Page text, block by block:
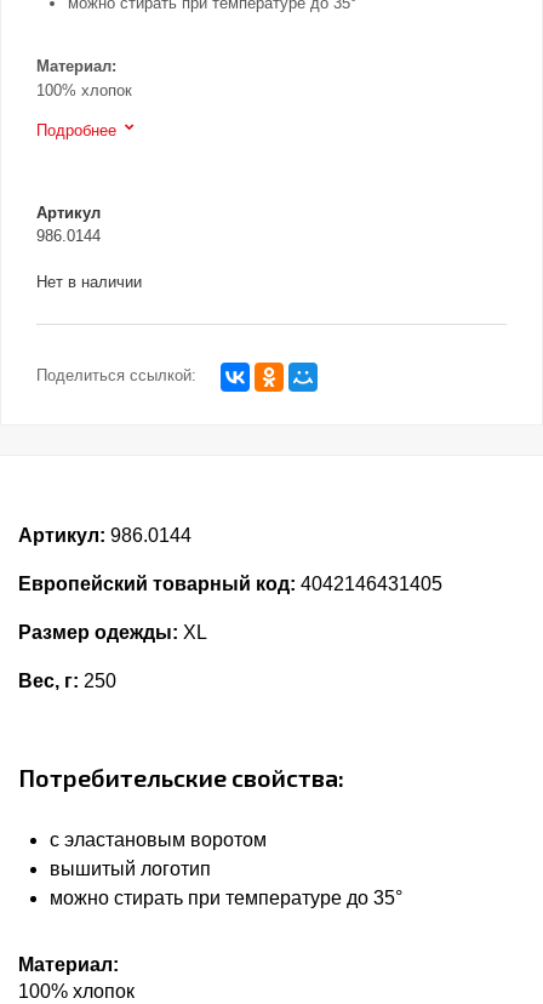
Материал:
100% хлопок
Подробнее
Артикул
986.0144
Нет в наличии
Поделиться ссылкой:
Артикул: 986.0144
Европейский товарный код: 4042146431405
Размер одежды: XL
Вес, г: 250
Потребительские свойства:
с эластановым воротом
вышитый логотип
можно стирать при температуре до 35°
Материал:
100% хлопок